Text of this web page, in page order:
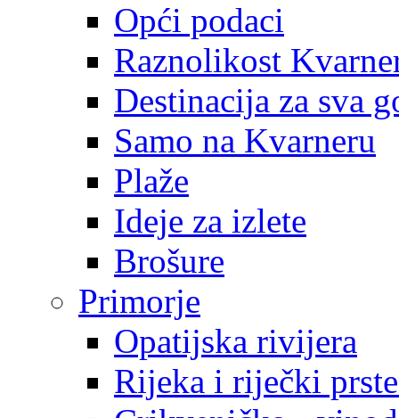
Opći podaci
Raznolikost
Destinacija za sva
Samo na Kvarneru
Plaže
Ideje za izlete
Brošure
Primorje
Opatijska rivijera
Rijeka i riječki